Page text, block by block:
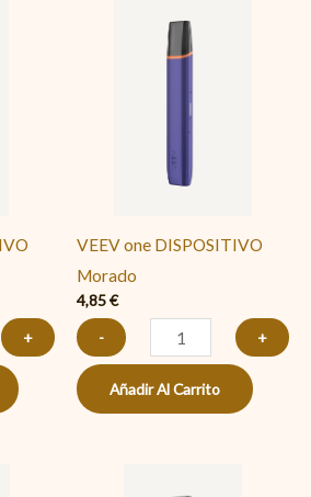
+
VEEV one DISPOSITIVO
Morado
4,85€
-
one
DISPOSITIVO
Morado
+
Añadir Al Carrito